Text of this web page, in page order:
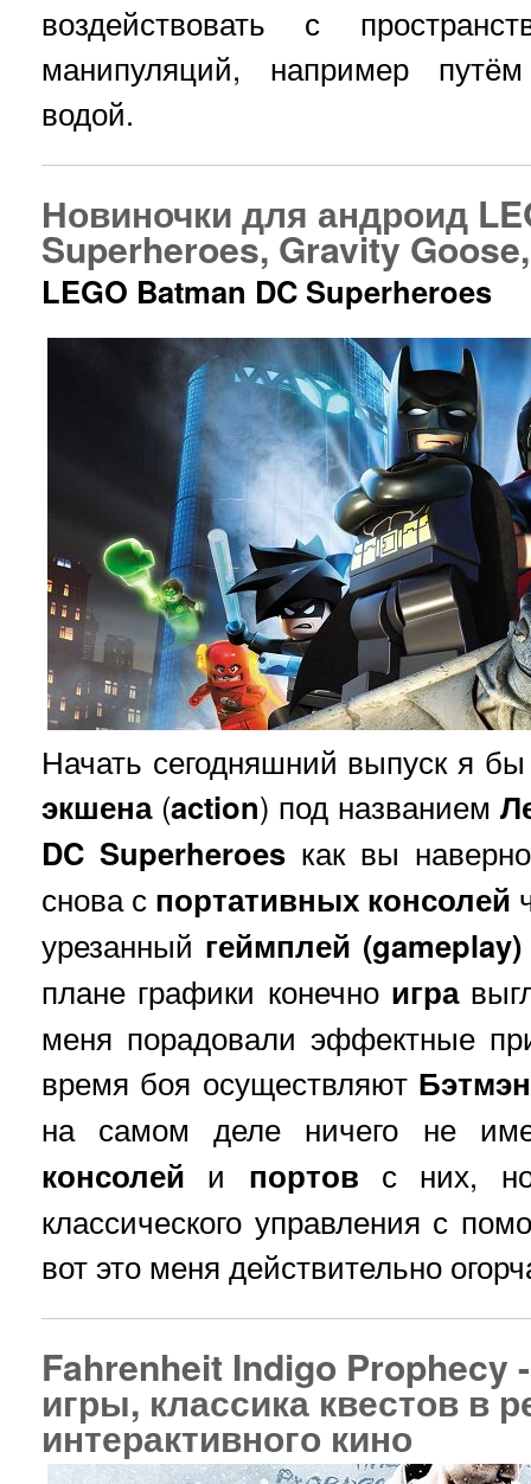
воздействовать с
манипуляций, например
водой.
Новиночки для андроид
Superheroes, Gravity
LEGO Batman DC Superheroes
Начать сегодняшний выпуск я бы
экшена(action) под названием
DC Superheroes как вы
снова с портативных консолей
урезанный геймплей (gameplay)
плане графики конечно игра
меня порадовали эффектные
время боя осуществляют Бэтмэн
на самом деле ничего не
консолей и портов с них,
классического управления с
вот это меня действительно
Fahrenheit Indigo Prophecy
игры, классика квестов в
интерактивного кино